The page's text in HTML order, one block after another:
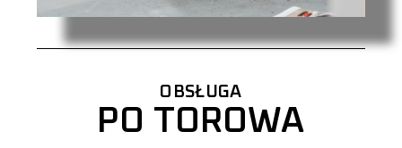
OBSŁUGA
PO TOROWA